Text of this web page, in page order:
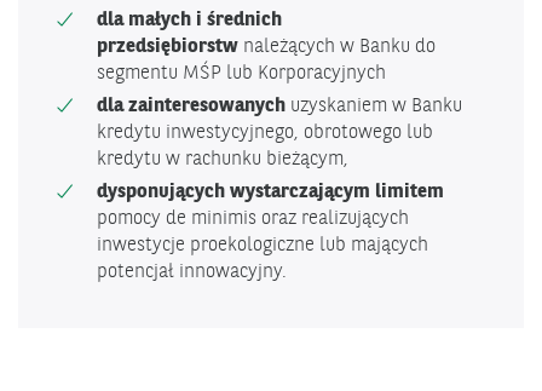
dla małych i średnich
przedsiębiorstw należących w Banku do
segmentu MŚP lub Korporacyjnych
dla zainteresowanych uzyskaniem w Banku
kredytu inwestycyjnego, obrotowego lub
kredytu w rachunku bieżącym,
dysponujących wystarczającym limitem
pomocy de minimis oraz realizujących
inwestycje proekologiczne lub mających
potencjał innowacyjny.